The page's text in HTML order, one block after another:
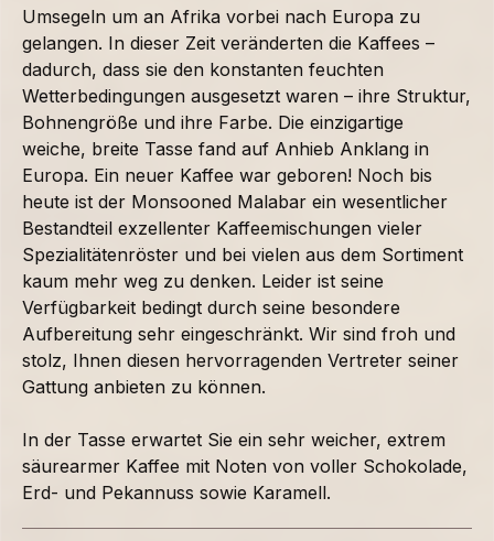
Umsegeln um an Afrika vorbei nach Europa zu
gelangen. In dieser Zeit veränderten die Kaffees –
dadurch, dass sie den konstanten feuchten
Wetterbedingungen ausgesetzt waren – ihre Struktur,
Bohnengröße und ihre Farbe. Die einzigartige
weiche, breite Tasse fand auf Anhieb Anklang in
Europa. Ein neuer Kaffee war geboren! Noch bis
heute ist der Monsooned Malabar ein wesentlicher
Bestandteil exzellenter Kaffeemischungen vieler
Spezialitätenröster und bei vielen aus dem Sortiment
kaum mehr weg zu denken. Leider ist seine
Verfügbarkeit bedingt durch seine besondere
Aufbereitung sehr eingeschränkt. Wir sind froh und
stolz, Ihnen diesen hervorragenden Vertreter seiner
Gattung anbieten zu können.
In der Tasse erwartet Sie ein sehr weicher, extrem
säurearmer Kaffee mit Noten von voller Schokolade,
Erd- und Pekannuss sowie Karamell.